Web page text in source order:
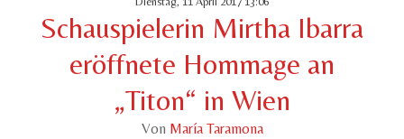
Schauspielerin Mirtha Ibarra
eröffnete Hommage an
„Titon“ in Wien
Von María Taramona